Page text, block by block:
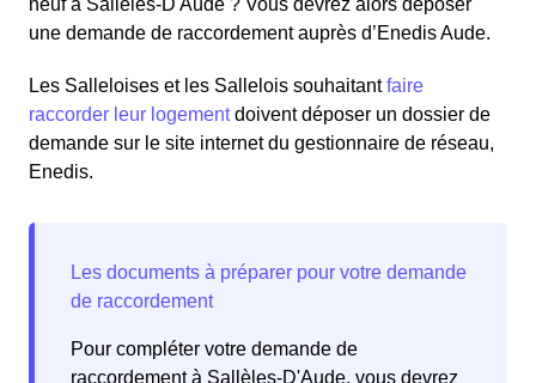
neuf à Sallèles-D'Aude ? Vous devrez alors déposer
une demande de raccordement auprès d’Enedis Aude.
Les Salleloises et les Sallelois souhaitantfaire
raccorder leur logementdoivent déposer un dossier de
demande sur le site internet du gestionnaire de réseau,
Enedis.
Pour compléter votre demande de
raccordement à Sallèles-D'Aude, vous devrez